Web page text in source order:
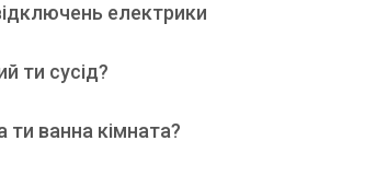
електрики
ти сусід?
ти ванна кімната?